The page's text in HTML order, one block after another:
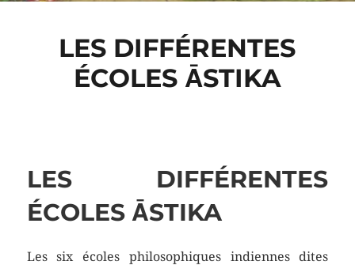
LES DIFFÉRENTES
ÉCOLES ĀSTIKA
LES DIFFÉRENTES
ÉCOLES ĀSTIKA
Les six écoles philosophiques indiennes dites